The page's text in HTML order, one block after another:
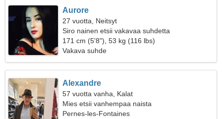
Aurore
27 vuotta, Neitsyt
Siro nainen etsii vakavaa suhdetta
171 cm (5'8"), 53 kg (116 lbs)
Vakava suhde
Alexandre
57 vuotta vanha, Kalat
Mies etsii vanhempaa naista
Pernes-les-Fontaines